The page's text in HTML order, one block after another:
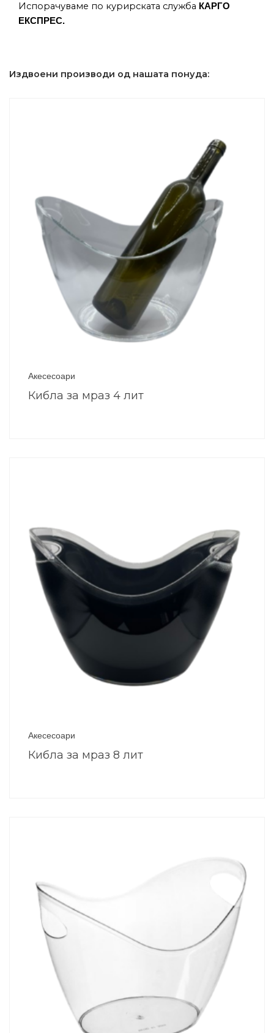
Испорачуваме по курирската служба КАРГО
ЕКСПРЕС.
Издвоени производи од нашата понуда:
Акесесоари
Кибла за мраз 4 лит
Акесесоари
Кибла за мраз 8 лит